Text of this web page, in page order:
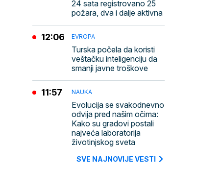
24 sata registrovano 25
požara, dva i dalje aktivna
EVROPA
Turska počela da koristi
veštačku inteligenciju da
smanji javne troškove
12:06
NAUKA
Evolucija se svakodnevno
odvija pred našim očima:
Kako su gradovi postali
najveća laboratorija
životinjskog sveta
11:57
SVE NAJNOVIJE VESTI